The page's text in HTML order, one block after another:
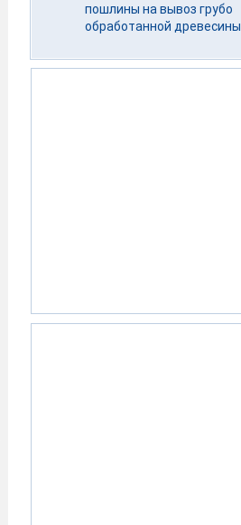
пошлины на вывоз грубо
обработанной древесины